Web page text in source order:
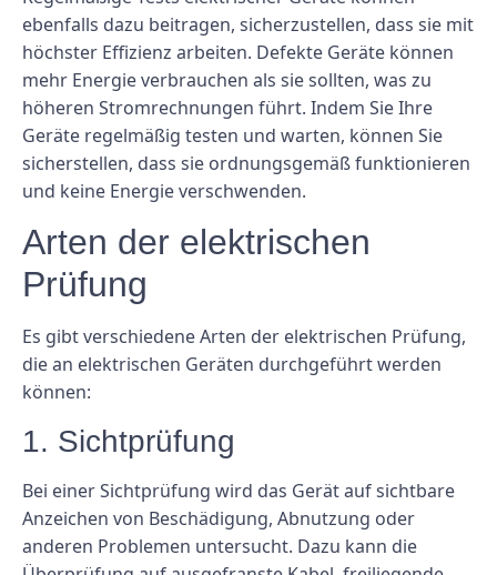
ebenfalls dazu beitragen, sicherzustellen, dass sie mit
höchster Effizienz arbeiten. Defekte Geräte können
mehr Energie verbrauchen als sie sollten, was zu
höheren Stromrechnungen führt. Indem Sie Ihre
Geräte regelmäßig testen und warten, können Sie
sicherstellen, dass sie ordnungsgemäß funktionieren
und keine Energie verschwenden.
Arten der elektrischen
Prüfung
Es gibt verschiedene Arten der elektrischen Prüfung,
die an elektrischen Geräten durchgeführt werden
können:
1. Sichtprüfung
Bei einer Sichtprüfung wird das Gerät auf sichtbare
Anzeichen von Beschädigung, Abnutzung oder
anderen Problemen untersucht. Dazu kann die